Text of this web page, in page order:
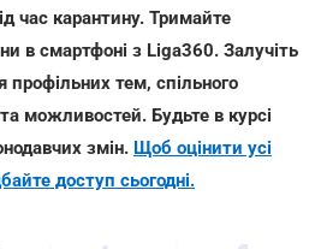
час карантину. Тримайте
в смартфоні з Liga360. Залучіть
профільних тем, спільного
можливостей. Будьте в курсі
змін. Щоб оцінити усі
доступ сьогодні.